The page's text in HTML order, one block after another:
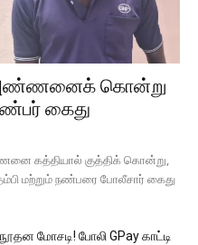
அண்ணனைக் கொன்று
கைது
கத்தியால் குத்திக் கொன்று,
மற்றும் நண்பரை போலீசார் கைது
மோசடி! போலி GPay காட்டி